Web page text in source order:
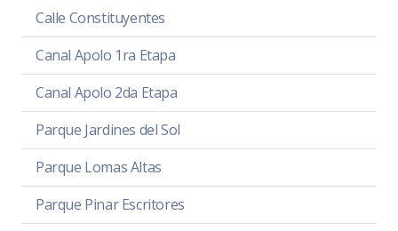
Calle Constituyentes
Canal Apolo 1ra Etapa
Canal Apolo 2da Etapa
Parque Jardines del Sol
Parque Lomas Altas
Parque Pinar Escritores